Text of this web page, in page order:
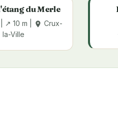
du Merle
↗ 10 m | place Crux-
la-Ville